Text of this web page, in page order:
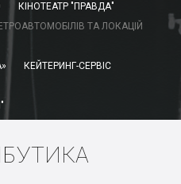
КІНОТЕАТР "ПРАВДА"
ТА ЛОКАЦІЙ
КЕЙТЕРИНГ-СЕРВІС